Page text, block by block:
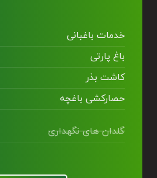
خدمات باغبانی
باغ پارتی
کاشت بذر
حصارکشی باغچه
گلدان های نگهداری